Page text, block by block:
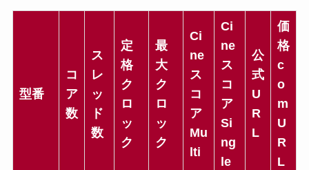
型番
コ
ア
数
ス
レ
ッ
ド
数
定
格
ク
ロ
ッ
ク
最
大
ク
ロ
ッ
ク
Ci
ne
ス
コ
ア
Mu
lti
Ci
ne
ス
コ
ア
Si
ng
le
公
式
U
R
L
価
格
c
o
m
U
R
L